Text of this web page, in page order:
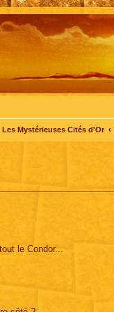
Les Mystérieuses Cités d'Or
le Condor...